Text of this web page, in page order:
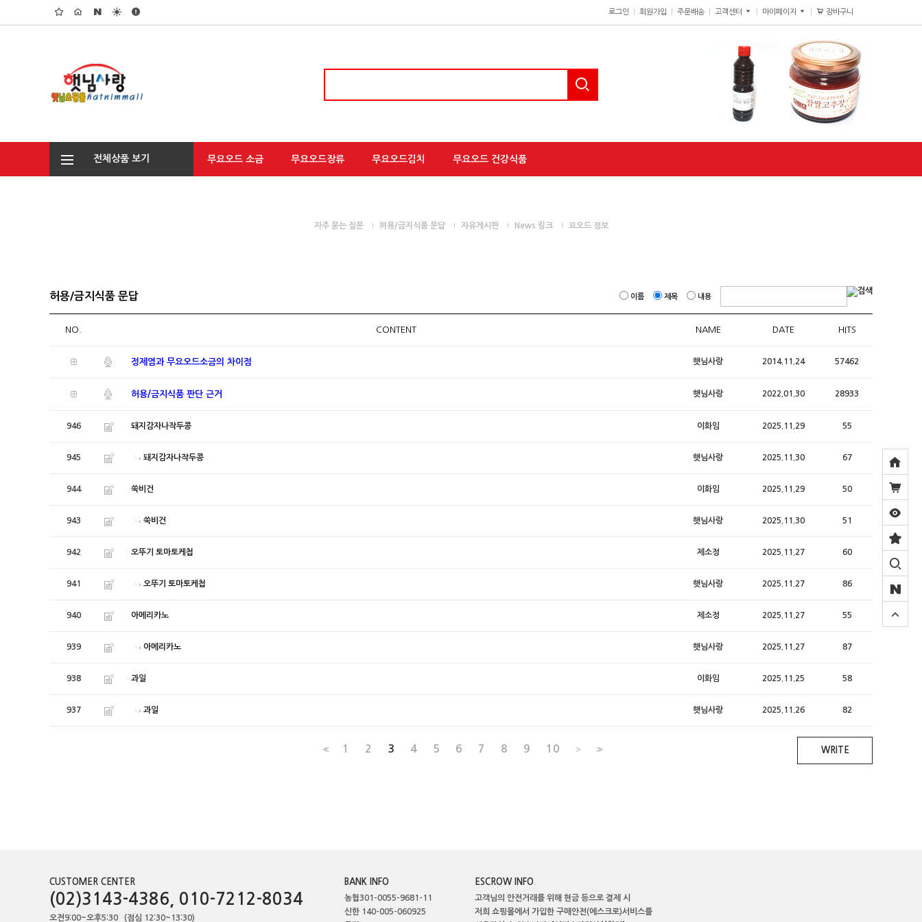
로그인 회원가입 주문배송 고객센터 마이페이지 장바구니
전체상품 보기 무요오드 소금 무요오드장류 무요오드김치 무요오드 건강식품
자주 묻는 질문 허용/금지식품 문답 자유게시판 News 링크 요오드 정보
허용/금지식품 문답 이름 제목 내용
NO. CONTENT NAME DATE HITS
정제염과 무요오드소금의 차이점 햇님사랑 2014.11.24 57462
허용/금지식품 판단 근거 햇님사랑 2022.01.30 28933
946 돼지감자나작두콩 이화임 2025.11.29 55
945 돼지감자나작두콩 햇님사랑 2025.11.30 67
944 쑥비건 이화임 2025.11.29 50
943 쑥비건 햇님사랑 2025.11.30 51
942 오뚜기 토마토케첩 제소정 2025.11.27 60
941 오뚜기 토마토케첩 햇님사랑 2025.11.27 86
940 아메리카노 제소정 2025.11.27 55
939 아메리카노 햇님사랑 2025.11.27 87
938 과일 이화임 2025.11.25 58
937 과일 햇님사랑 2025.11.26 82
WRITE
<< 1 2 3 4 5 6 7 8 9 10 > >>
CUSTOMER CENTER
(02)3143-4386, 010-7212-8034
오전9:00~오후5:30 (점심 12:30~13:30)
BANK INFO
농협301-0055-9681-11
신한 140-005-060925
ESCROW INFO
고객님의 안전거래를 위해 현금 등으로 결제 시
저희 쇼핑몰에서 가입한 구매안전(에스크로)서비스를